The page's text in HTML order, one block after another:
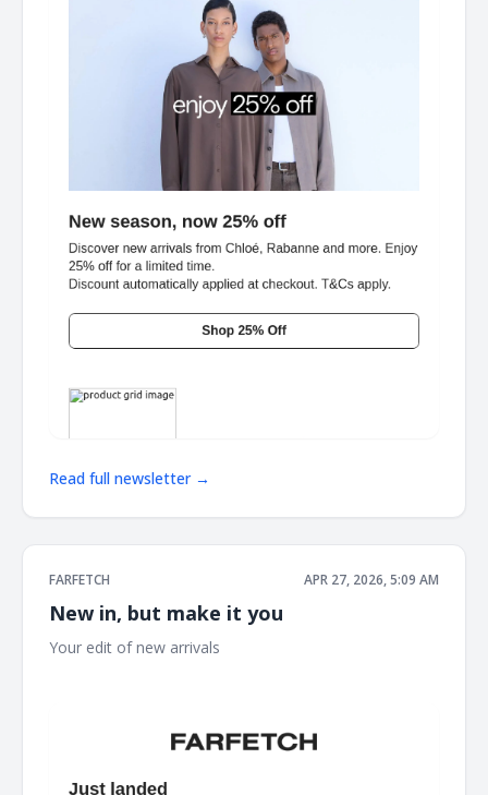
Read full newsletter →
FARFETCH APR 27, 2026, 5:09 AM
New in, but make it you
Your edit of new arrivals ‌ ‌ ‌ ‌ ‌ ‌ ‌ ‌ ‌ ‌ ‌ ‌ ‌ ‌ ‌ ‌ ‌ ‌ ‌ ‌ ‌ ‌ ‌ ‌ ‌ ‌ ‌ ‌ ‌ ‌ ‌ ‌ ‌ ‌ ‌ ‌ ‌ ‌ ‌ ‌ ‌ ‌ ‌ ‌ ‌ ‌ ‌ ‌ ‌ ‌